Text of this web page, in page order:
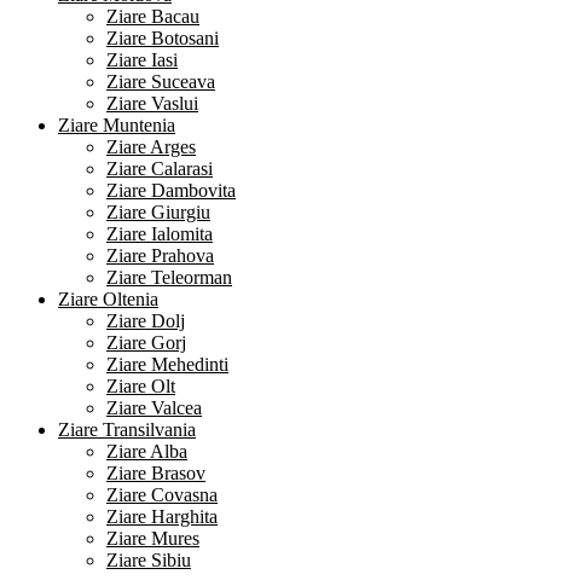
Ziare Bacau
Ziare Botosani
Ziare Iasi
Ziare Suceava
Ziare Vaslui
Ziare Muntenia
Ziare Arges
Ziare Calarasi
Ziare Dambovita
Ziare Giurgiu
Ziare Ialomita
Ziare Prahova
Ziare Teleorman
Ziare Oltenia
Ziare Dolj
Ziare Gorj
Ziare Mehedinti
Ziare Olt
Ziare Valcea
Ziare Transilvania
Ziare Alba
Ziare Brasov
Ziare Covasna
Ziare Harghita
Ziare Mures
Ziare Sibiu